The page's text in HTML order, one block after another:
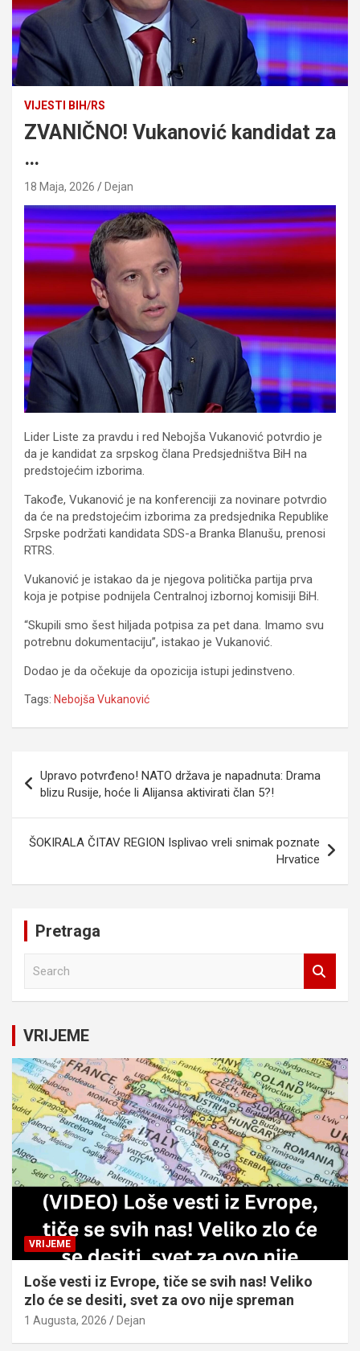
VIJESTI BIH/RS
ZVANIČNO! Vukanović kandidat za
…
18 Maja, 2026 Dejan
Lider Liste za pravdu i red Nebojša Vukanović potvrdio je
da je kandidat za srpskog člana Predsjedništva BiH na
predstojećim izborima.
Takođe, Vukanović je na konferenciji za novinare potvrdio
da će na predstojećim izborima za predsjednika Republike
Srpske podržati kandidata SDS-a Branka Blanušu, prenosi
RTRS.
Vukanović je istakao da je njegova politička partija prva
koja je potpise podnijela Centralnoj izbornoj komisiji BiH.
“Skupili smo šest hiljada potpisa za pet dana. Imamo svu
potrebnu dokumentaciju”, istakao je Vukanović.
Dodao je da očekuje da opozicija istupi jedinstveno.
Tags: Nebojša Vukanović
članaka
Upravo potvrđeno! NATO država je napadnuta: Drama
blizu Rusije, hoće li Alijansa aktivirati član 5?!
ŠOKIRALA ČITAV REGION Isplivao vreli snimak poznate
Hrvatice
Pretraga
c
VRIJEME
VRIJEME
Loše vesti iz Evrope, tiče se svih nas! Veliko
zlo će se desiti, svet za ovo nije spreman
1 Augusta, 2026 Dejan